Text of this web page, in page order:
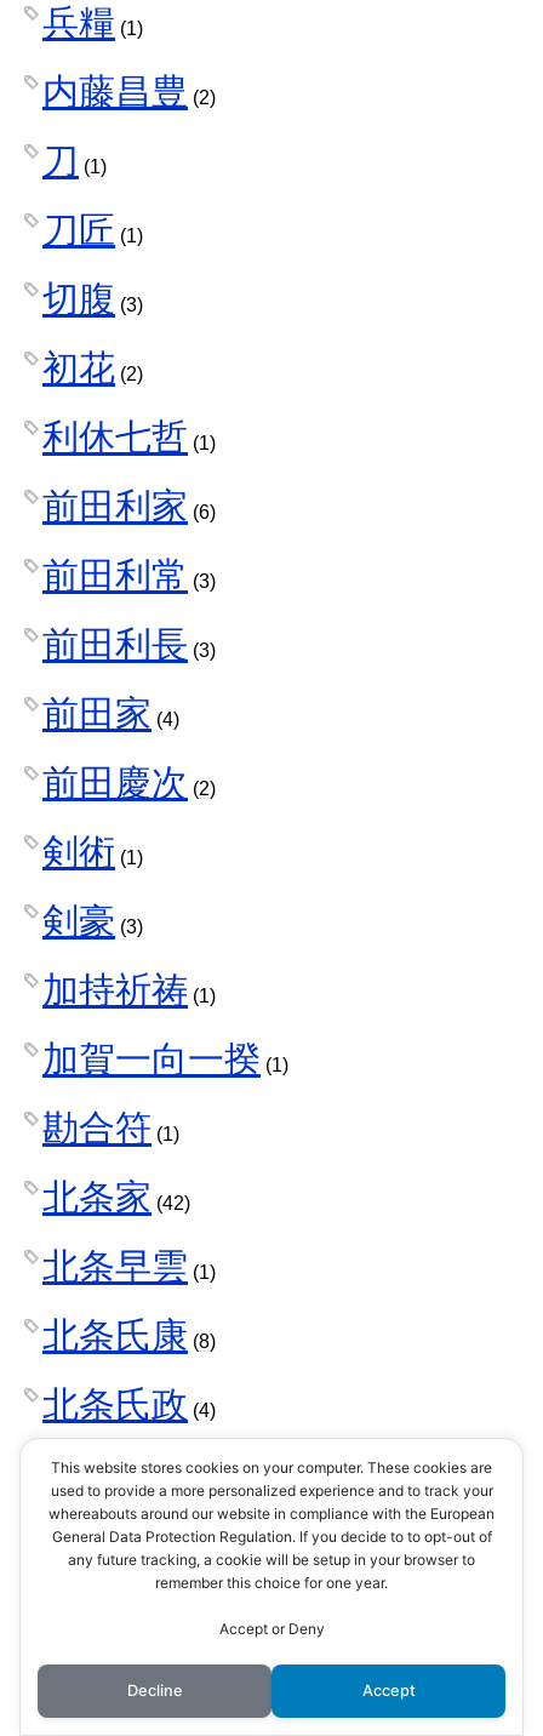
兵糧 (1)
内藤昌豊 (2)
刀 (1)
刀匠 (1)
切腹 (3)
初花 (2)
利休七哲 (1)
前田利家 (6)
前田利常 (3)
前田利長 (3)
前田家 (4)
前田慶次 (2)
剣術 (1)
剣豪 (3)
加持祈祷 (1)
加賀一向一揆 (1)
勘合符 (1)
北条家 (42)
北条早雲 (1)
北条氏康 (8)
北条氏政 (4)
北条氏照(3)
北条氏直(2)
北条氏規
This website stores cookies on your computer. These cookies are
used to provide a more personalized experience and to track your
whereabouts around our website in compliance with the European
General Data Protection Regulation. If you decide to to opt-out of
any future tracking, a cookie will be setup in your browser to
remember this choice for one year.
Accept or Deny
Decline Accept